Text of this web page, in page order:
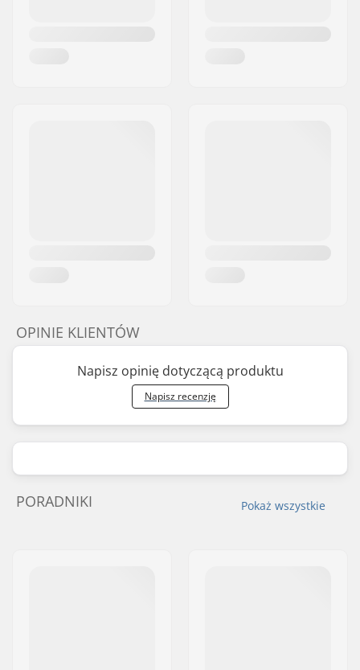
OPINIE KLIENTÓW
Napisz opinię dotyczącą produktu
Napisz recenzję
Pokaż wszystkie
PORADNIKI